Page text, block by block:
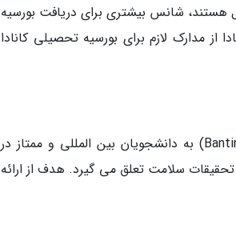
هستند، شانس بیشتری برای دریافت بورسیه
از مدارک لازم برای بورسیه تحصیلی کانادا
بورسیه و یاری هزینه تحصیلی دولتی کانادا (Banting Postdoctoral fellowships) به دانشجویان بین المللی و ممتاز در
سلامت تعلق می گیرد. هدف از ارائه